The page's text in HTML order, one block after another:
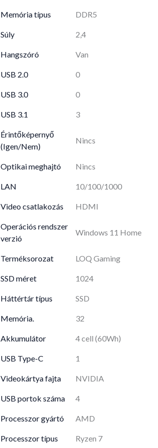
Memória típus DDR5
Súly 2,4
Hangszóró Van
USB 2.0 0
USB 3.0 0
USB 3.1 3
Érintőképernyő
(Igen/Nem)
Nincs
Optikai meghajtó Nincs
LAN 10/100/1000
Video csatlakozás HDMI
Operációs rendszer
verzió
Windows 11 Home
Terméksorozat LOQ Gaming
SSD méret 1024
Háttértár típus SSD
Memória. 32
Akkumulátor 4 cell (60Wh)
USB Type-C 1
Videokártya fajta NVIDIA
USB portok száma 4
Processzor gyártó AMD
Processzor típus Ryzen 7